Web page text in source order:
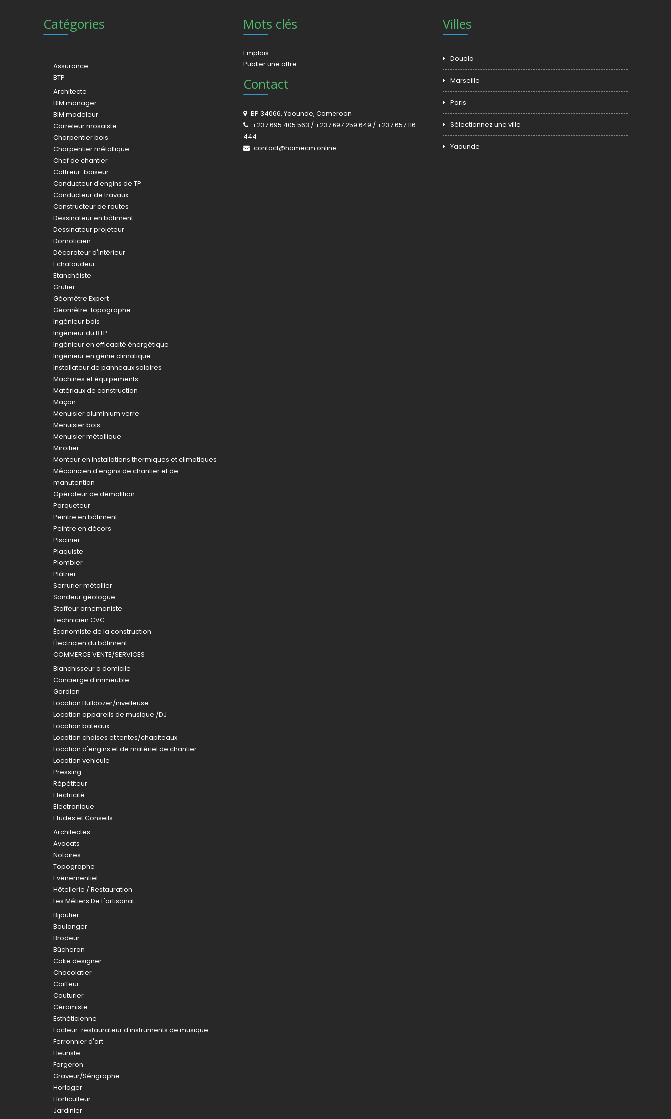
Catégories
Assurance
BTP
Architecte
BIM manager
BIM modeleur
Carreleur mosaïste
Charpentier bois
Charpentier métallique
Chef de chantier
Coffreur-boiseur
Conducteur d'engins de TP
Conducteur de travaux
Constructeur de routes
Dessinateur en bâtiment
Dessinateur projeteur
Domoticien
Décorateur d'intérieur
Echafaudeur
Etanchéiste
Grutier
Géomètre Expert
Géomètre-topographe
Ingénieur bois
Ingénieur du BTP
Ingénieur en efficacité énergétique
Ingénieur en génie climatique
Installateur de panneaux solaires
Machines et équipements
Matériaux de construction
Maçon
Menuisier aluminium verre
Menuisier bois
Menuisier métallique
Miroitier
Monteur en installations thermiques et climatiques
Mécanicien d'engins de chantier et de
manutention
Opérateur de démolition
Parqueteur
Peintre en bâtiment
Peintre en décors
Piscinier
Plaquiste
Plombier
Plâtrier
Serrurier métallier
Sondeur géologue
Staffeur ornemaniste
Technicien CVC
Économiste de la construction
Électricien du bâtiment
COMMERCE VENTE/SERVICES
Blanchisseur a domicile
Concierge d'immeuble
Gardien
Location Bulldozer/nivelleuse
Location appareils de musique /DJ
Location bateaux
Location chaises et tentes/chapiteaux
Location d'engins et de matériel de chantier
Location vehicule
Pressing
Répétiteur
Electricité
Electronique
Etudes et Conseils
Architectes
Avocats
Notaires
Topographe
Evénementiel
Hôtellerie / Restauration
Les Métiers De L'artisanat
Bijoutier
Boulanger
Brodeur
Bûcheron
Cake designer
Chocolatier
Coiffeur
Couturier
Céramiste
Esthéticienne
Facteur-restaurateur d'instruments de musique
Ferronnier d'art
Fleuriste
Forgeron
Graveur/Sérigraphe
Horloger
Horticulteur
Jardinier
Mots clés
Emplois
Publier une offre
Contact
BP 34066, Yaounde, Cameroon
+237 695 405 563 / +237 697 259 649 / +237 657 116
444
contact@homecm.online
Villes
Douala
Marseille
Paris
Sélectionnez une ville
Yaounde